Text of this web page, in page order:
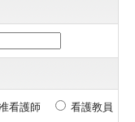
看護師 看護教員